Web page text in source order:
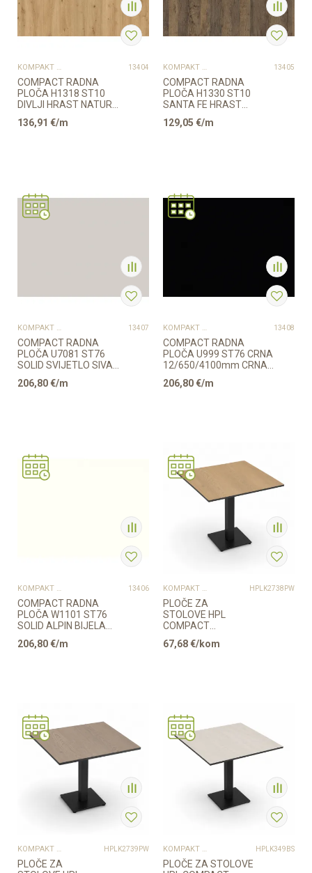
KOMPAKT PLOČE 13404
COMPACT RADNA
PLOČA H1318 ST10
DIVLJI HRAST NATUR
JEZGRA E...
136,91 €/m
KOMPAKT PLOČE 13405
COMPACT RADNA
PLOČA H1330 ST10
SANTA FE HRAST
12/650/4100mm CRNA
129,05 €/m
KOMPAKT PLOČE 13407
COMPACT RADNA
PLOČA U7081 ST76
SOLID SVIJETLO SIVA
JEZGRA ...
206,80€/m
KOMPAKT PLOČE 13408
COMPACT RADNA
PLOČA U999 ST76 CRNA
12/650/4100mm CRNA
206,80€/m
KOMPAKT PLOČE 13406
COMPACT RADNA
PLOČA W1101 ST76
SOLID ALPIN BIJELA
BIJELA ...
206,80€/m
KOMPAKT PLOČE HPLK2738PW
PLOČE ZA
STOLOVE HPL
COMPACT
67,68€/kom
KOMPAKT PLOČE HPLK2739PW
PLOČE ZA
KOMPAKT PLOČE HPLK349BS
PLOČE ZA STOLOVE